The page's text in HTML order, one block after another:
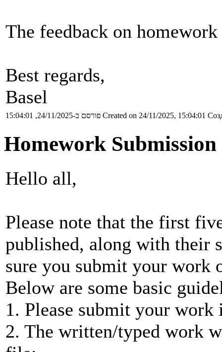
The feedback on
Best regards,
Basel
פורסם ב-24/11/2025, 15:04:01 Created on 24/11/2025, 15:04:01
Homework
Hello all,
Please note that the first
published, along with their
sure you submit your work
Below are some basic
1. Please submit your work
2. The written/typed work